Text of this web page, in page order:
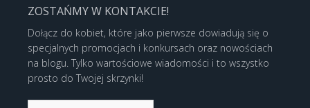
ZOSTAŃMY W KONTAKCIE!
Dołącz do kobiet, które jako pierwsze dowiadują się o
specjalnych promocjach i konkursach oraz nowościach
na blogu. Tylko wartościowe wiadomości i to wszystko
prosto do Twojej skrzynki!